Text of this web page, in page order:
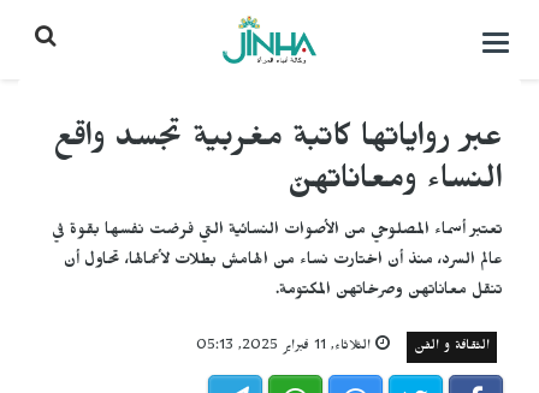
التحكم
عبر رواياتها كاتبة مغربية تجسد واقع
النساء ومعاناتهنّ
تعتبر أسماء المصلوحي من الأصوات النسائية التي فرضت نفسها بقوة في
عالم السرد، منذ أن اختارت نساء من الهامش بطلات لأعمالها، تحاول أن
تنقل معاناتهن وصرخاتهن المكتومة.
الثقافة و الفن الثلاثاء, 11 فبراير 2025, 05:13